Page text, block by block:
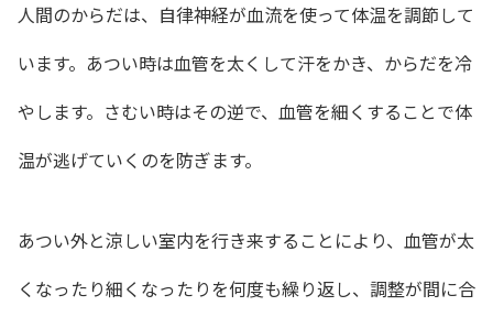
人間のからだは、自律神経が血流を使って体温を調節して
います。あつい時は血管を太くして汗をかき、からだを冷
やします。さむい時はその逆で、血管を細くすることで体
温が逃げていくのを防ぎます。
あつい外と涼しい室内を行き来することにより、血管が太
くなったり細くなったりを何度も繰り返し、調整が間に合